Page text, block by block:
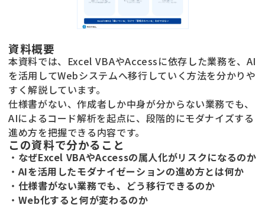
資料概要
本資料では、Excel VBAやAccessに依存した業務を、AI
を活用してWebシステムへ移行していく方法を分かりや
すく解説しています。
仕様書がない、作成者しか中身が分からない業務でも、
AIによるコード解析を起点に、段階的にモダナイズする
進め方を把握できる内容です。
この資料で分かること
・ なぜExcel VBAやAccessの属人化がリスクになるのか
・AIを活用したモダナイゼーションの進め方とは何か
・ 仕様書がない業務でも、どう移行できるのか
・ Web化すると何が変わるのか